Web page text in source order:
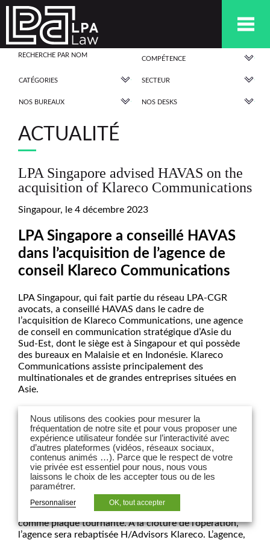
COMPÉTENCE
CATÉGORIES SECTEUR
NOS BUREAUX NOS DESKS
ACTUALITÉ
LPA Singapore advised HAVAS on the
acquisition of Klareco Communications
Singapour, le 4 décembre 2023
LPA Singapore a conseillé HAVAS
dans l’acquisition de l’agence de
conseil Klareco Communications
LPA Singapour, qui fait partie du réseau LPA-CGR
avocats, a conseillé HAVAS dans le cadre de
l’acquisition de Klareco Communications, une agence
de conseil en communication stratégique d’Asie du
Sud-Est, dont le siège est à Singapour et qui possède
des bureaux en Malaisie et en Indonésie. Klareco
Communications assiste principalement des
multinationales et de grandes entreprises situées en
Asie.
communication qui emploie plus de 22 000 personnes
dans plus de 100 pays.
Grâce à cette opération stratégique à Singapour,
HAVAS devrait renforcer sa présence dans la région.
Cette acquisition s’inscrit dans le cadre des objectifs
d’expansion de H/Advisors, réseau international de
communication stratégique d’Havas, qui vise à
renforcer son offre en Asie du Sud-Est, avec Singapour
comme plaque tournante. À la clôture de l’opération,
l’agence sera rebaptisée H/Advisors Klareco. L’agence,
Nous utilisons des cookies pour mesurer la
fréquentation de notre site et pour vous proposer une
expérience utilisateur fondée sur l’interactivité avec
d’autres plateformes (vidéos, réseaux sociaux,
contenus animés …). Parce que le respect de votre
vie privée est essentiel pour nous, nous vous
laissons le choix de les accepter tous ou de les
paramétrer.
Personnaliser OK, tout accepter